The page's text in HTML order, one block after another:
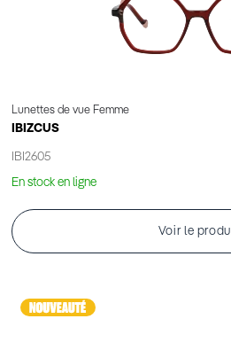
Lunettes de vue Femme
IBIZCUS
IBI2605
En stock en ligne
Voir le